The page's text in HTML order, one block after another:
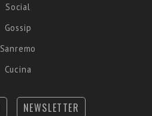
Social
Gossip
Sanremo
Cucina
NEWSLETTER